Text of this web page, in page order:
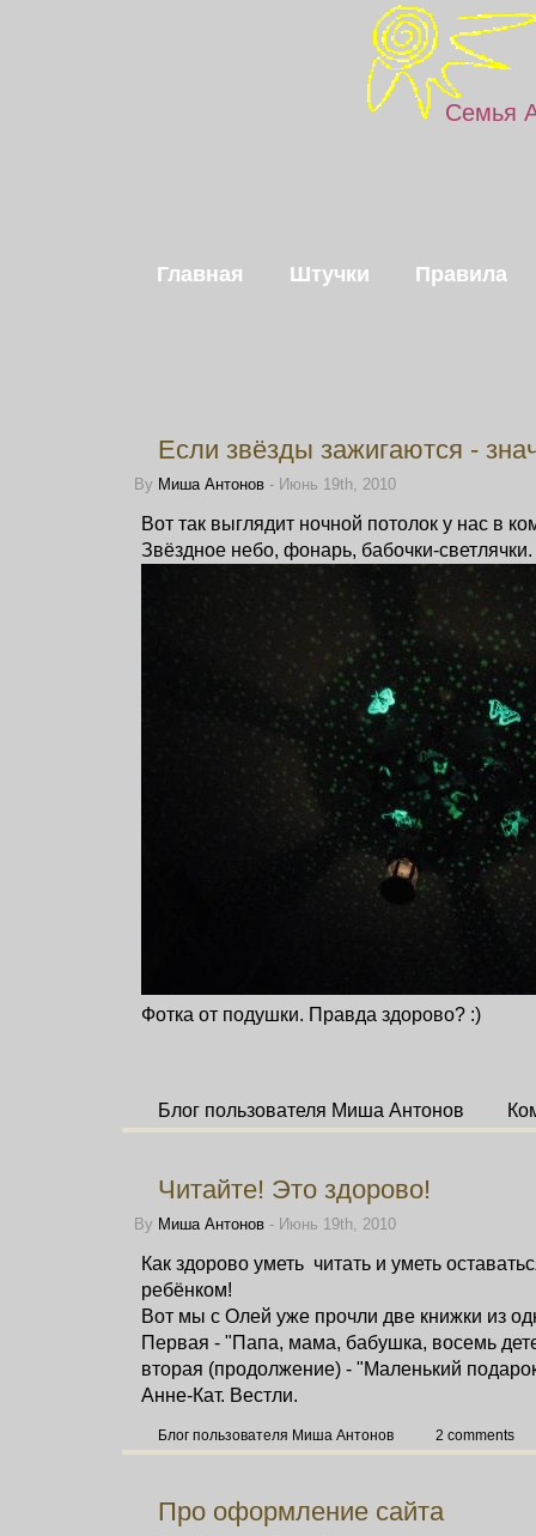
Семья
Главная Штучки Правила
Если звёзды зажигаются -
By Миша Антонов - Июнь 19th, 2010
Вот так выглядит ночной потолок у нас в
Звёздное небо, фонарь, бабочки-светлячки.
Фотка от подушки. Правда здорово? :)
Блог пользователя Миша Антонов
Читайте! Это здорово!
By Миша Антонов - Июнь 19th, 2010
Как здорово уметь читать и уметь
ребёнком!
Вот мы с Олей уже прочли две книжки из
Первая - "Папа, мама, бабушка, восемь
вторая (продолжение) - "Маленький
Анне-Кат. Вестли.
Блог пользователя Миша Антонов 2 comments
Про оформление сайта